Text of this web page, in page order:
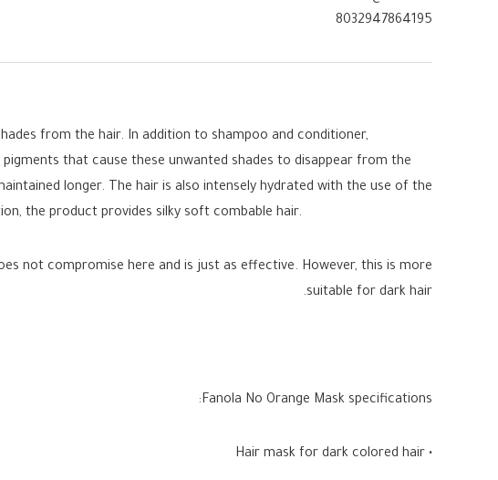
8032947864195
from the hair. In addition to shampoo and conditioner,
that cause these unwanted shades to disappear from the
longer. The hair is also intensely hydrated with the use of the
the product provides silky soft combable hair.
not compromise here and is just as effective. However, this is more
suitable for dark hair.
Fanola No Orange Mask specifications:
• Hair mask for dark colored hair